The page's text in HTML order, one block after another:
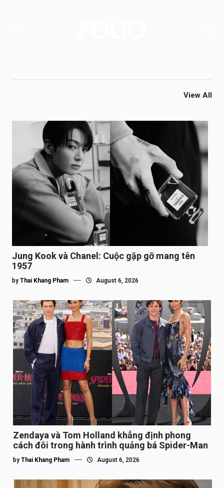
View All
Jung Kook và Chanel: Cuộc gặp gỡ mang tên
1957
by Thai Khang Pham August 6, 2026
Zendaya và Tom Holland khẳng định phong
cách đôi trong hành trình quảng bá Spider-Man
by Thai Khang Pham August 6, 2026